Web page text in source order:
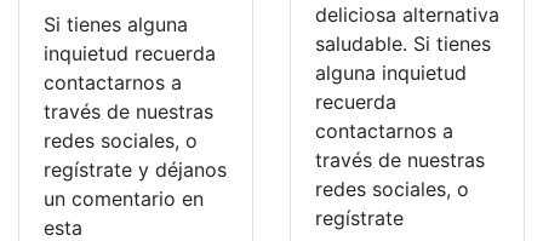
Si tienes alguna
inquietud recuerda
contactarnos a
través de nuestras
redes sociales, o
regístrate y déjanos
un comentario en
esta
deliciosa alternativa
saludable. Si tienes
alguna inquietud
recuerda
contactarnos a
través de nuestras
redes sociales, o
regístrate